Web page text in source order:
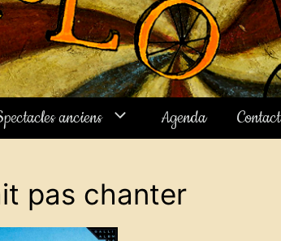
anciens Agenda Contact
pas chanter